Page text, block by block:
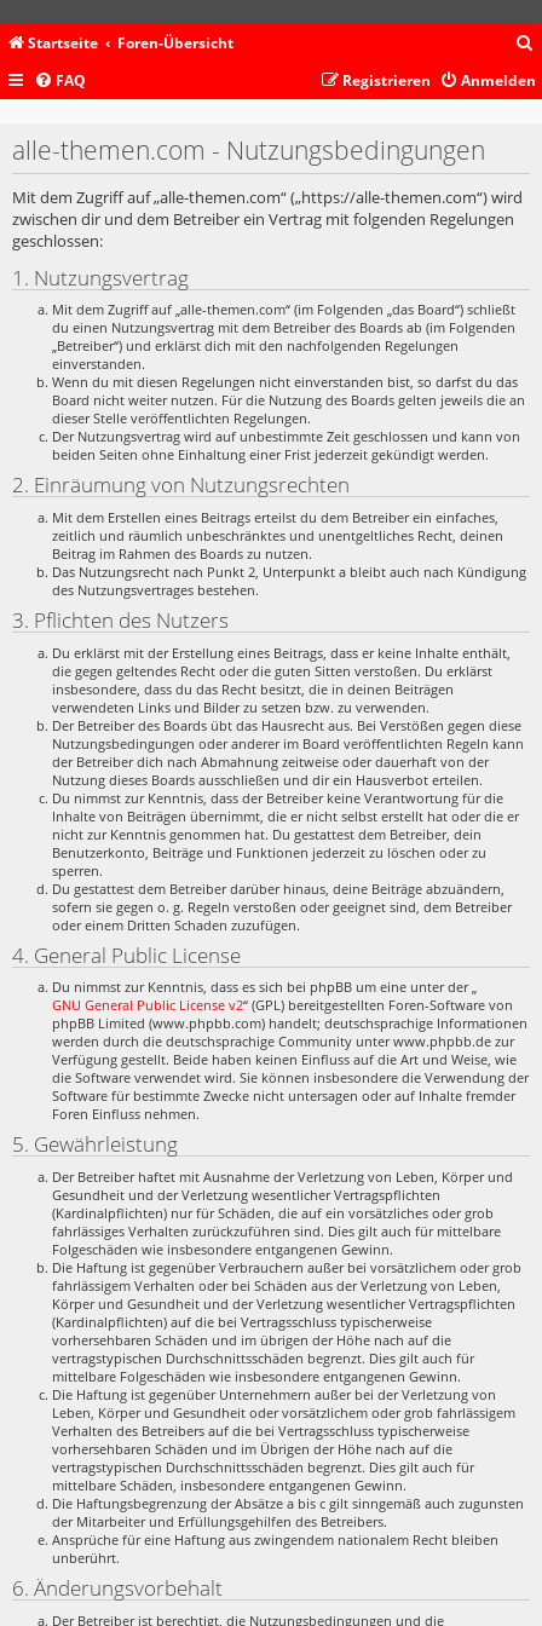
Startseite Foren-Übersicht
c
FAQ Anmelden
Registrieren
alle-themen.com - Nutzungsbedingungen
Mit dem Zugriff auf „alle-themen.com“ („https://alle-themen.com“) wird
zwischen dir und dem Betreiber ein Vertrag mit folgenden Regelungen
geschlossen:
1. Nutzungsvertrag
Mit dem Zugriff auf „alle-themen.com“ (im Folgenden „das Board“) schließt
du einen Nutzungsvertrag mit dem Betreiber des Boards ab (im Folgenden
„Betreiber“) und erklärst dich mit den nachfolgenden Regelungen
einverstanden.
Wenn du mit diesen Regelungen nicht einverstanden bist, so darfst du das
Board nicht weiter nutzen. Für die Nutzung des Boards gelten jeweils die an
dieser Stelle veröffentlichten Regelungen.
Der Nutzungsvertrag wird auf unbestimmte Zeit geschlossen und kann von
beiden Seiten ohne Einhaltung einer Frist jederzeit gekündigt werden.
2. Einräumung von Nutzungsrechten
Mit dem Erstellen eines Beitrags erteilst du dem Betreiber ein einfaches,
zeitlich und räumlich unbeschränktes und unentgeltliches Recht, deinen
Beitrag im Rahmen des Boards zu nutzen.
Das Nutzungsrecht nach Punkt 2, Unterpunkt a bleibt auch nach Kündigung
des Nutzungsvertrages bestehen.
3. Pflichten des Nutzers
Du erklärst mit der Erstellung eines Beitrags, dass er keine Inhalte enthält,
die gegen geltendes Recht oder die guten Sitten verstoßen. Du erklärst
insbesondere, dass du das Recht besitzt, die in deinen Beiträgen
verwendeten Links und Bilder zu setzen bzw. zu verwenden.
Der Betreiber des Boards übt das Hausrecht aus. Bei Verstößen gegen diese
Nutzungsbedingungen oder anderer im Board veröffentlichten Regeln kann
der Betreiber dich nach Abmahnung zeitweise oder dauerhaft von der
Nutzung dieses Boards ausschließen und dir ein Hausverbot erteilen.
Du nimmst zur Kenntnis, dass der Betreiber keine Verantwortung für die
Inhalte von Beiträgen übernimmt, die er nicht selbst erstellt hat oder die er
nicht zur Kenntnis genommen hat. Du gestattest dem Betreiber, dein
Benutzerkonto, Beiträge und Funktionen jederzeit zu löschen oder zu
sperren.
Du gestattest dem Betreiber darüber hinaus, deine Beiträge abzuändern,
sofern sie gegen o. g. Regeln verstoßen oder geeignet sind, dem Betreiber
oder einem Dritten Schaden zuzufügen.
4. General Public License
Du nimmst zur Kenntnis, dass es sich bei phpBB um eine unter der „
GNU General Public License v2“ (GPL) bereitgestellten Foren-Software von
phpBB Limited (www.phpbb.com) handelt; deutschsprachige Informationen
werden durch die deutschsprachige Community unter www.phpbb.de zur
Verfügung gestellt. Beide haben keinen Einfluss auf die Art und Weise, wie
die Software verwendet wird. Sie können insbesondere die Verwendung der
Software für bestimmte Zwecke nicht untersagen oder auf Inhalte fremder
Foren Einfluss nehmen.
5. Gewährleistung
Der Betreiber haftet mit Ausnahme der Verletzung von Leben, Körper und
Gesundheit und der Verletzung wesentlicher Vertragspflichten
(Kardinalpflichten) nur für Schäden, die auf ein vorsätzliches oder grob
fahrlässiges Verhalten zurückzuführen sind. Dies gilt auch für mittelbare
Folgeschäden wie insbesondere entgangenen Gewinn.
Die Haftung ist gegenüber Verbrauchern außer bei vorsätzlichem oder grob
fahrlässigem Verhalten oder bei Schäden aus der Verletzung von Leben,
Körper und Gesundheit und der Verletzung wesentlicher Vertragspflichten
(Kardinalpflichten) auf die bei Vertragsschluss typischerweise
vorhersehbaren Schäden und im übrigen der Höhe nach auf die
vertragstypischen Durchschnittsschäden begrenzt. Dies gilt auch für
mittelbare Folgeschäden wie insbesondere entgangenen Gewinn.
Die Haftung ist gegenüber Unternehmern außer bei der Verletzung von
Leben, Körper und Gesundheit oder vorsätzlichem oder grob fahrlässigem
Verhalten des Betreibers auf die bei Vertragsschluss typischerweise
vorhersehbaren Schäden und im Übrigen der Höhe nach auf die
vertragstypischen Durchschnittsschäden begrenzt. Dies gilt auch für
mittelbare Schäden, insbesondere entgangenen Gewinn.
Die Haftungsbegrenzung der Absätze a bis c gilt sinngemäß auch zugunsten
der Mitarbeiter und Erfüllungsgehilfen des Betreibers.
Ansprüche für eine Haftung aus zwingendem nationalem Recht bleiben
unberührt.
6. Änderungsvorbehalt
Der Betreiber ist berechtigt, die Nutzungsbedingungen und die